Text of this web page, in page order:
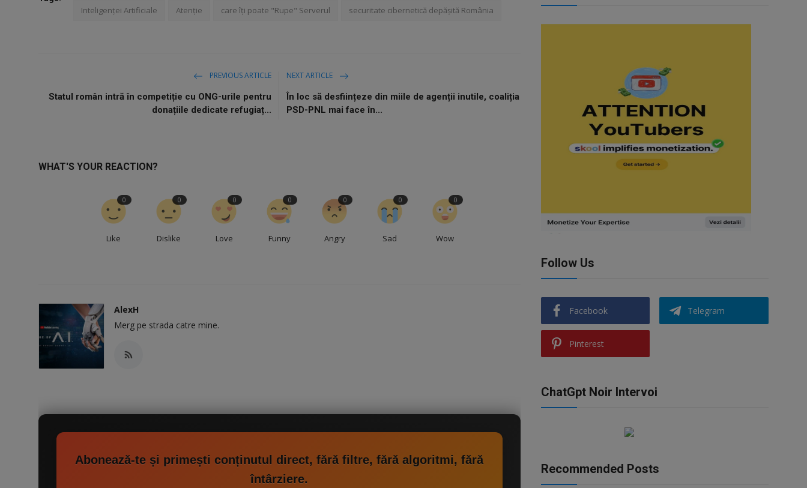
Inteligenței Artificiale Atenție care îți poate "Rupe" Serverul securitate cibernetică depășită România
PREVIOUS ARTICLE
Statul român intră în competiție cu ONG-urile pentru
donațiile dedicate refugiaț...
NEXT ARTICLE
În loc să desființeze din miile de agenții inutile, coaliția
PSD-PNL mai face în...
WHAT'S YOUR REACTION?
Like
0
Dislike
0
Love
0
Funny
0
Angry
0
Sad
0
Wow
0
AlexH
Merg pe strada catre mine.
Abonează-te și primești conținutul direct, fără filtre, fără algoritmi, fără
întârziere.
Follow Us
Facebook Telegram
Pinterest
ChatGpt Noir Intervoi
Recommended Posts